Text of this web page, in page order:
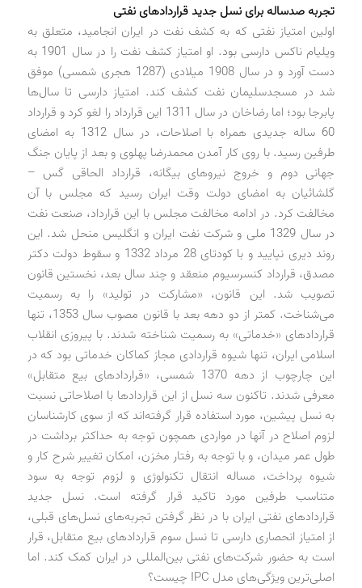
تجربه صدساله برای نسل جدید قراردادهای نفتی
اولین امتیاز نفتی که به کشف نفت در ایران انجامید، متعلق به
ویلیام ناکس دارسی بود. او امتیاز کشف نفت را در سال 1901 به
دست آورد و در سال 1908 میلادی (1287 هجری شمسی) موفق
شد در مسجدسلیمان نفت کشف کند. امتیاز دارسی تا سال‌ها
پابرجا بود؛ اما رضاخان در سال 1311 این قرارداد را لغو کرد و قرارداد
60 ساله جدیدی همراه با اصلاحات، در سال 1312 به امضای
طرفین رسید. با روی کار آمدن محمدرضا پهلوی و بعد از پایان جنگ
جهانی دوم و خروج نیروهای بیگانه، قرارداد الحاقی گس –
گلشائیان به امضای دولت وقت ایران رسید که مجلس با آن
مخالفت کرد. در ادامه مخالفت مجلس با این قرارداد، صنعت نفت
در سال 1329 ملی و شرکت نفت ایران و انگلیس منحل شد. این
روند دیری نپایید و با کودتای 28 مرداد 1332 و سقوط دولت دکتر
مصدق، قرارداد کنسرسیوم منعقد و چند سال بعد، نخستین قانون
تصویب شد. این قانون، «مشارکت در تولید» را به رسمیت
می‌شناخت. کمتر از دو دهه بعد با قانون مصوب سال 1353، تنها
قراردادهای «خدماتی»‌ به رسمیت شناخته شدند. با پیروزی انقلاب
اسلامی ایران، تنها شیوه قراردادی مجاز کماکان خدماتی بود که در
این چارچوب از دهه 1370 شمسی، «قراردادهای بیع متقابل»
معرفی شدند. تاکنون سه نسل از این قراردادها با اصلاحاتی نسبت
به نسل پیشین، مورد استفاده قرار گرفته‌اند که از سوی کارشناسان
لزوم اصلاح در آنها در مواردی همچون توجه به حداکثر برداشت در
طول عمر میدان، و با توجه به رفتار مخزن، امکان تغییر شرح کار و
شیوه پرداخت، مساله انتقال تکنولوژی و لزوم توجه به سود
متناسب طرفین مورد تاکید قرار گرفته است. نسل جدید
قراردادهای نفتی ایران با در نظر گرفتن تجربه‌های نسل‌های قبلی،
از امتیاز انحصاری دارسی تا نسل سوم قراردادهای بیع متقابل، قرار
است به حضور شرکت‌های نفتی بین‌المللی در ایران کمک کند. اما
اصلی‌ترین ویژگی‌های مدل IPC چیست؟